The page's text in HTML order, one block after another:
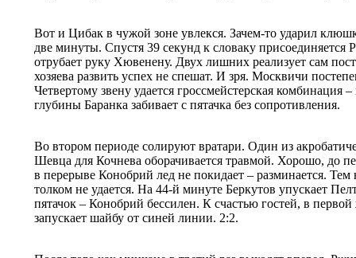
Вот и Цибак в чужой зоне увлекся. Зачем-то ударил
две минуты. Спустя 39 секунд к словаку присоединяется
отрубает руку Хювенену. Двух лишних реализует сам
хозяева развить успех не спешат. И зря. Москвичи
Четвертому звену удается гроссмейстерская комбинация
глубины Баранка забивает с пятачка без сопротивления.
Во втором периоде солируют вратари. Один из
Шевца для Кочнева оборачивается травмой. Хорошо, до
в перерыве Конобрий лед не покидает – разминается.
толком не удается. На 44-й минуте Беркутов упускает
пятачок – Конобрий бессилен. К счастью гостей, в
запускает шайбу от синей линии. 2:2.